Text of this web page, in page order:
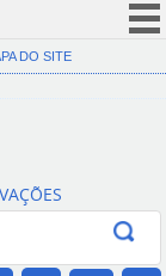
(COVID-19)
Canais
DO SITE